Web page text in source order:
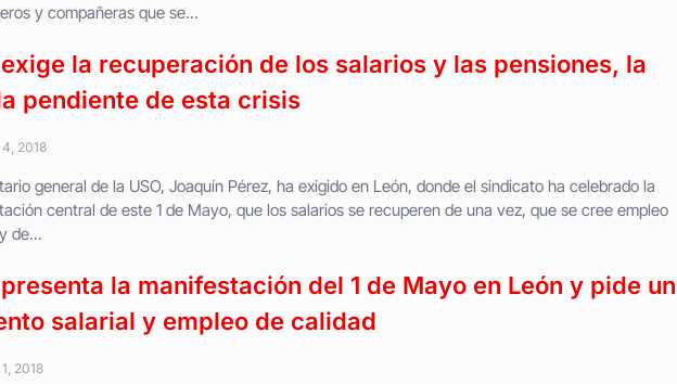
y compañeras que se...
exige la recuperación de los salarios y las pensiones, la
pendiente de esta crisis
4, 2018
general de la USO, Joaquín Pérez, ha exigido en León, donde el sindicato ha celebrado la
central de este 1 de Mayo, que los salarios se recuperen de una vez, que se cree empleo
de...
la manifestación del 1 de Mayo en León y pide un
salarial y empleo de calidad
2018